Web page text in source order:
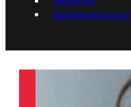
Entretenimiento